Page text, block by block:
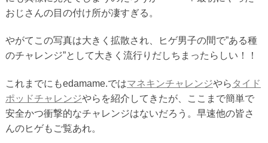
おじさんの目の付け所が凄すぎる。
やがてこの写真は大きく拡散され、ヒゲ男子の間で”ある種
のチャレンジ”として大きく流行りだしちまったらしい！！
これまでにもedamame.ではマネキンチャレンジやら タイド
ポッドチャレンジやらを紹介してきたが、ここまで簡単で
安全かつ衝撃的なチャレンジはないだろう。早速他の皆さ
んのヒゲもご覧あれ。